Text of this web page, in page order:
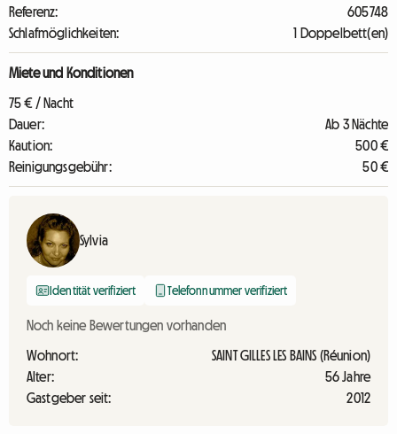
Referenz:
605748
Schlafmöglichkeiten:
1 Doppelbett(en)
Miete und Konditionen
75 € / Nacht
Dauer:
Ab 3 Nächte
Kaution:
500 €
Reinigungsgebühr:
50 €
Sylvia
Identität verifiziert Telefonnummer verifiziert
Noch keine Bewertungen vorhanden
Wohnort:
SAINT GILLES LES BAINS (Réunion)
Alter:
56 Jahre
Gastgeber seit:
2012